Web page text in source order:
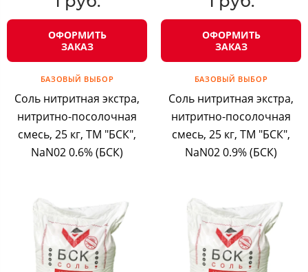
ОФОРМИТЬ
ЗАКАЗ
ОФОРМИТЬ
ЗАКАЗ
БАЗОВЫЙ ВЫБОР
Соль нитритная экстра,
нитритно-посолочная
смесь, 25 кг, ТМ "БСК",
NaN02 0.6% (БСК)
БАЗОВЫЙ ВЫБОР
Соль нитритная экстра,
нитритно-посолочная
смесь, 25 кг, ТМ "БСК",
NaN02 0.9% (БСК)